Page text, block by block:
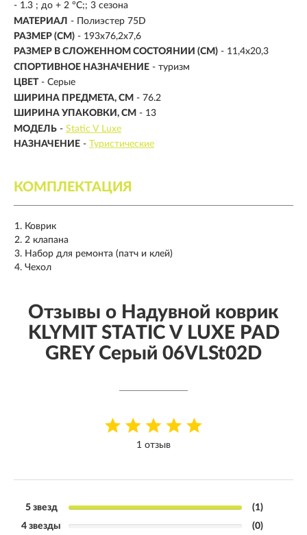
- 1.3 ; до + 2 °С;; 3 сезона
МАТЕРИАЛ - Полиэстер 75D
РАЗМЕР (СМ) - 193х76,2х7,6
РАЗМЕР В СЛОЖЕННОМ СОСТОЯНИИ (СМ) - 11,4х20,3
СПОРТИВНОЕ НАЗНАЧЕНИЕ - туризм
ЦВЕТ - Серые
ШИРИНА ПРЕДМЕТА, СМ - 76.2
ШИРИНА УПАКОВКИ, СМ - 13
МОДЕЛЬ - Static V Luxe
НАЗНАЧЕНИЕ - Туристические
КОМПЛЕКТАЦИЯ
Коврик
2 клапана
Набор для ремонта (патч и клей)
Чехол
Отзывы о Надувной коврик
KLYMIT STATIC V LUXE PAD
GREY Серый 06VLSt02D
1 отзыв
5 звезд
(1)
4 звезды
(0)